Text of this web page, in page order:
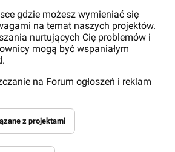
gdzie możesz wymieniać się
na temat naszych projektów.
nurtujących Cię problemów i
mogą być wspaniałym
na Forum ogłoszeń i reklam
z projektami